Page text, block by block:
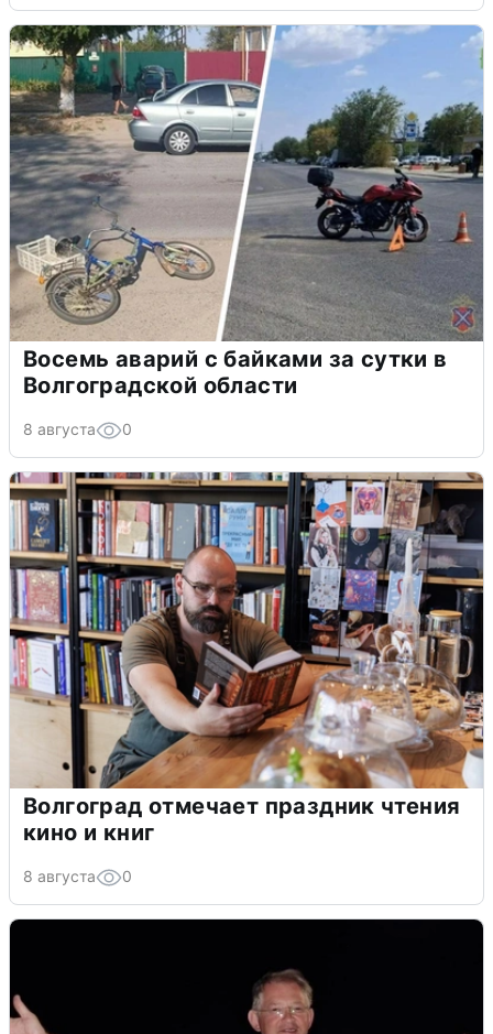
Восемь аварий с байками за сутки в
Волгоградской области
8 августа 0
Волгоград отмечает праздник чтения
кино и книг
8 августа 0